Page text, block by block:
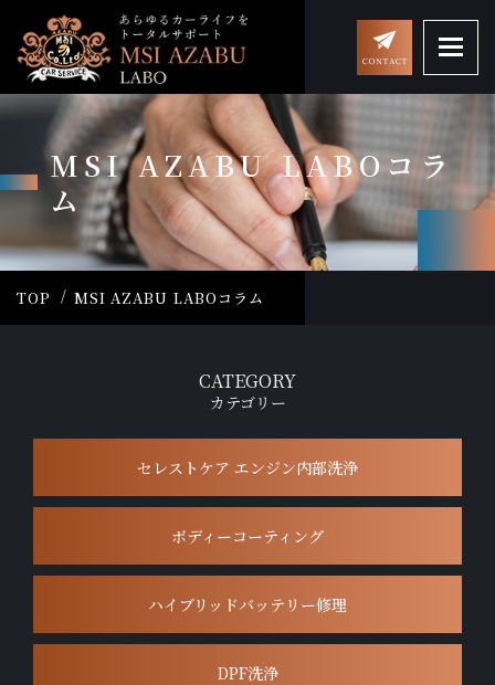
MSI AZABU LABOコラ
ム
TOP MSI AZABU LABOコラム
CATEGORY
カテゴリー
セレストケア エンジン内部洗浄
ボディーコーティング
ハイブリッドバッテリー修理
DPF洗浄